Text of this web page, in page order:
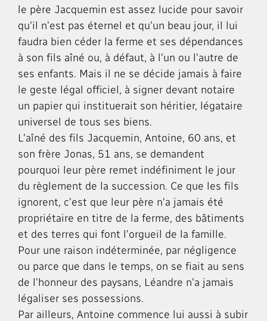
le père Jacquemin est assez lucide pour savoir
qu'il n'est pas éternel et qu'un beau jour, il lui
faudra bien céder la ferme et ses dépendances
à son fils aîné ou, à défaut, à l'un ou l'autre de
ses enfants. Mais il ne se décide jamais à faire
le geste légal officiel, à signer devant notaire
un papier qui instituerait son héritier, légataire
universel de tous ses biens.
L'aîné des fils Jacquemin, Antoine, 60 ans, et
son frère Jonas, 51 ans, se demandent
pourquoi leur père remet indéfiniment le jour
du règlement de la succession. Ce que les fils
ignorent, c'est que leur père n'a jamais été
propriétaire en titre de la ferme, des bâtiments
et des terres qui font l'orgueil de la famille.
Pour une raison indéterminée, par négligence
ou parce que dans le temps, on se fiait au sens
de l'honneur des paysans, Léandre n'a jamais
légaliser ses possessions.
Par ailleurs, Antoine commence lui aussi à subir